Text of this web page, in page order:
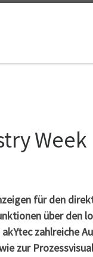
Week
für den
über den
zahlreiche
zur